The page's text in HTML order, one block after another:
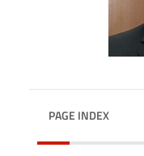
PAGE INDEX